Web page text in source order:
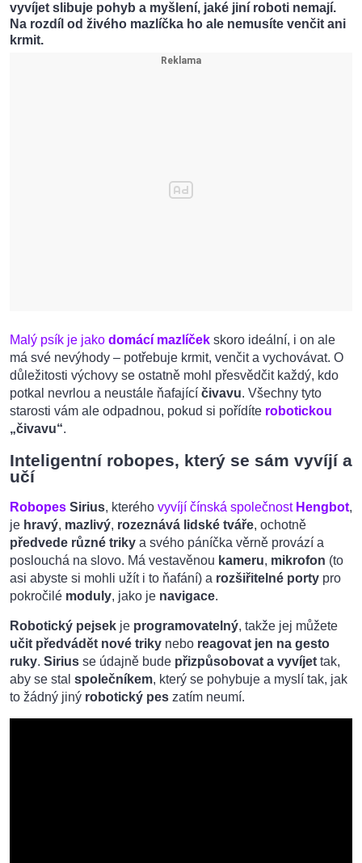
vyvíjet slibuje pohyb a myšlení, jaké jiní roboti nemají.
Na rozdíl od živého mazlíčka ho ale nemusíte venčit ani
krmit.
Malý psík je jako domácí mazlíček skoro ideální, i on ale
má své nevýhody – potřebuje krmit, venčit a vychovávat. O
důležitosti výchovy se ostatně mohl přesvědčit každý, kdo
potkal nevrlou a neustále ňafající čivavu. Všechny tyto
starosti vám ale odpadnou, pokud si pořídíte robotickou
„čivavu“.
Inteligentní robopes, který se sám vyvíjí a
učí
Robopes Sirius, kterého vyvíjí čínská společnost Hengbot,
je hravý, mazlivý, rozeznává lidské tváře, ochotně
předvede různé triky a svého páníčka věrně provází a
poslouchá na slovo. Má vestavěnou kameru, mikrofon (to
asi abyste si mohli užít i to ňafání) a rozšiřitelné porty pro
pokročilé moduly, jako je navigace.
Robotický pejsek je programovatelný, takže jej můžete
učit předvádět nové triky nebo reagovat jen na gesto
ruky. Sirius se údajně bude přizpůsobovat a vyvíjet tak,
aby se stal společníkem, který se pohybuje a myslí tak, jak
to žádný jiný robotický pes zatím neumí.